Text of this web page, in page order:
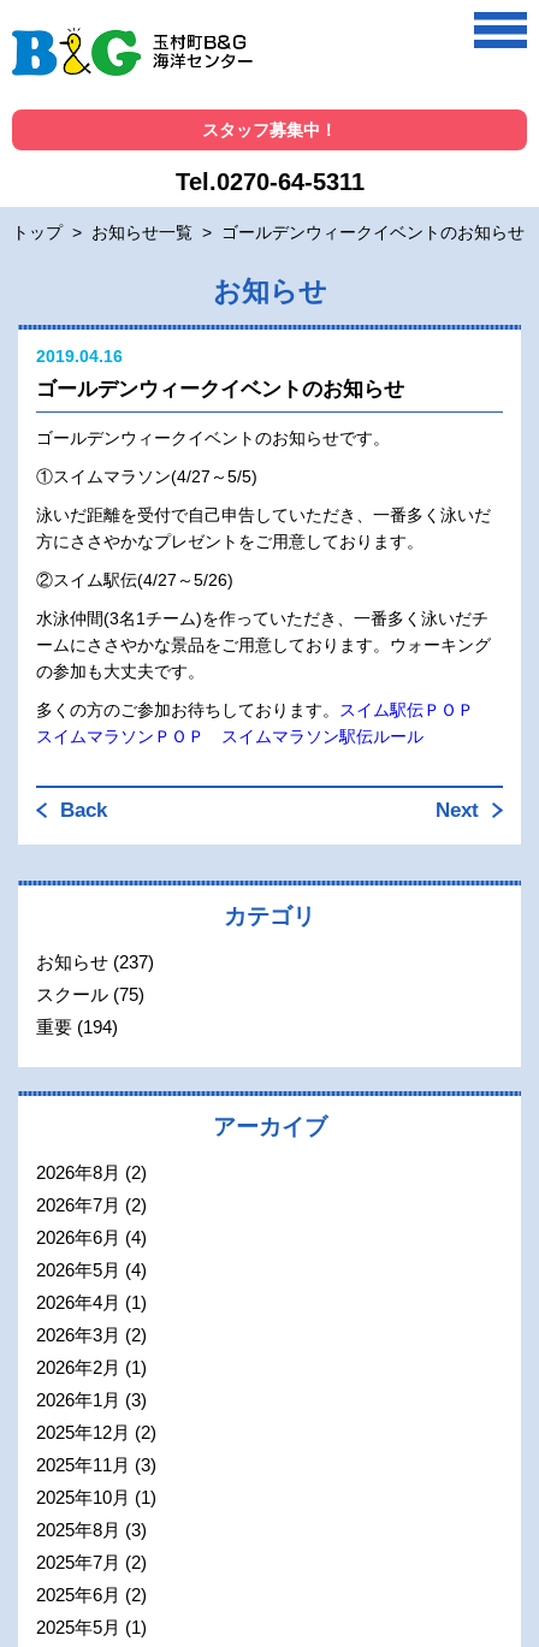
スタッフ募集中！
Tel.0270-64-5311
トップ > お知らせ一覧 > ゴールデンウィークイベントのお知らせ
お知らせ
2019.04.16
ゴールデンウィークイベントのお知らせ
ゴールデンウィークイベントのお知らせです。
①スイムマラソン(4/27～5/5)
泳いだ距離を受付で自己申告していただき、一番多く泳いだ
方にささやかなプレゼントをご用意しております。
②スイム駅伝(4/27～5/26)
水泳仲間(3名1チーム)を作っていただき、一番多く泳いだチ
ームにささやかな景品をご用意しております。ウォーキング
の参加も大丈夫です。
多くの方のご参加お待ちしております。
スイム駅伝ＰＯＰ
スイムマラソンＰＯＰ
スイムマラソン駅伝ルール
Back Next
カテゴリ
お知らせ (237)
スクール (75)
重要 (194)
アーカイブ
2026年8月 (2)
2026年7月 (2)
2026年6月 (4)
2026年5月 (4)
2026年4月 (1)
2026年3月 (2)
2026年2月 (1)
2026年1月 (3)
2025年12月 (2)
2025年11月 (3)
2025年10月 (1)
2025年8月 (3)
2025年7月 (2)
2025年6月 (2)
2025年5月 (1)